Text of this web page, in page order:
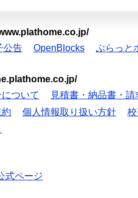
公告 OpenBlocks ぷらっと
ついて 見積書・納品書・
個人情報取り扱い方針
式ページ